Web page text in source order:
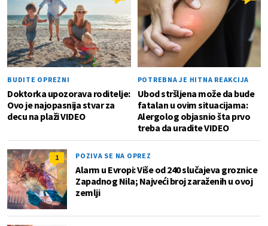
BUDITE OPREZNI
Doktorka upozorava roditelje:
Ovo je najopasnija stvar za
decu na plaži VIDEO
POTREBNA JE HITNA REAKCIJA
Ubod stršljena može da bude
fatalan u ovim situacijama:
Alergolog objasnio šta prvo
treba da uradite VIDEO
1 POZIVA SE NA OPREZ
Alarm u Evropi: Više od 240 slučajeva groznice
Zapadnog Nila; Najveći broj zaraženih u ovoj
zemlji